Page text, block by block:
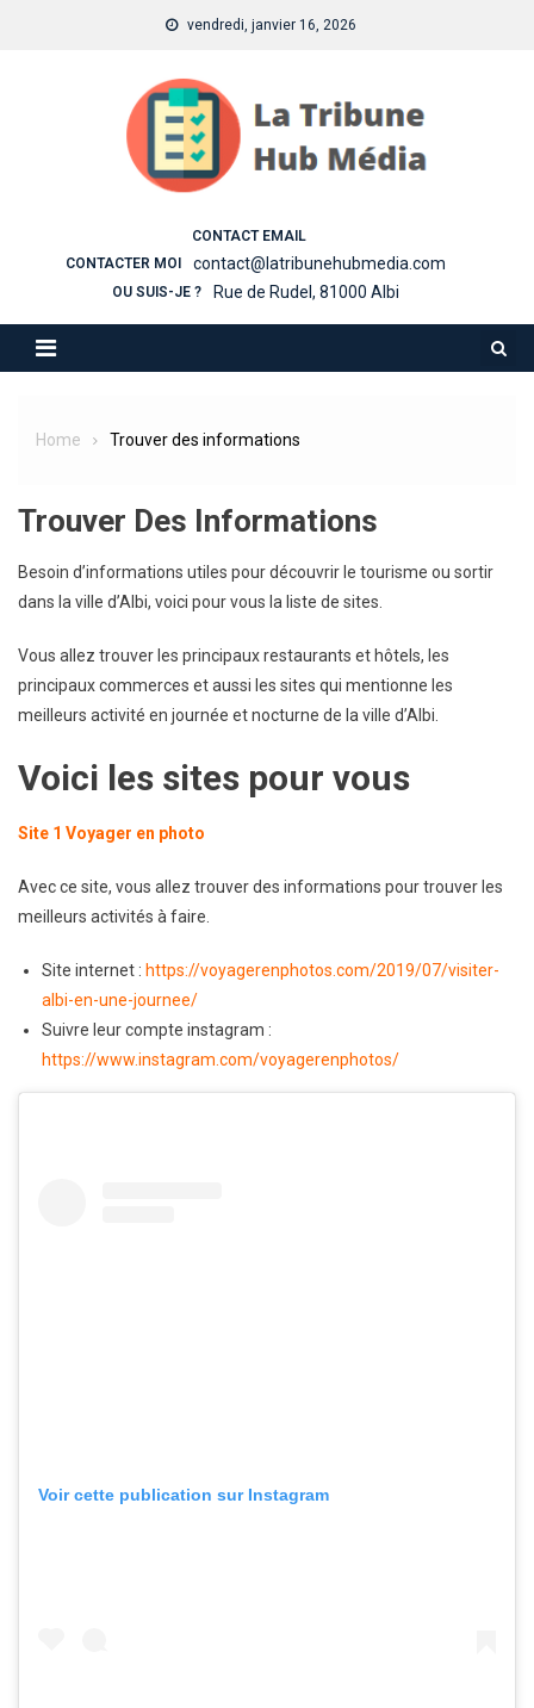
vendredi, janvier 16, 2026
CONTACT EMAIL
CONTACTER MOI
contact@latribunehubmedia.com
OU SUIS-JE ? Rue de Rudel, 81000 Albi
Home Trouver des informations
Trouver Des Informations
Besoin d’informations utiles pour découvrir le tourisme ou sortir
dans la ville d’Albi, voici pour vous la liste de sites.
Vous allez trouver les principaux restaurants et hôtels, les
principaux commerces et aussi les sites qui mentionne les
meilleurs activité en journée et nocturne de la ville d’Albi.
Voici les sites pour vous
Site 1 Voyager en photo
Avec ce site, vous allez trouver des informations pour trouver les
meilleurs activités à faire.
Site internet : https://voyagerenphotos.com/2019/07/visiter-
albi-en-une-journee/
Suivre leur compte instagram :
https://www.instagram.com/voyagerenphotos/
Voir cette publication sur Instagram